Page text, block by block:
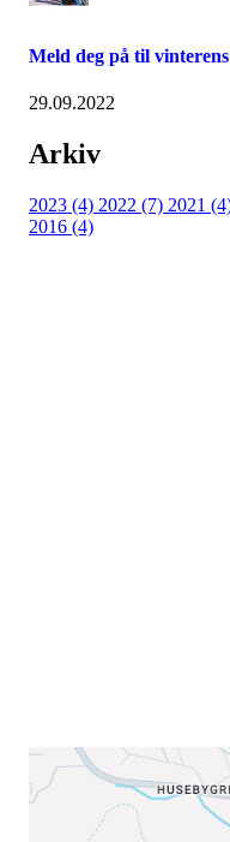
Meld deg på til
29.09.2022
Arkiv
2023 (4) 2022 (7) 2021
2016 (4)